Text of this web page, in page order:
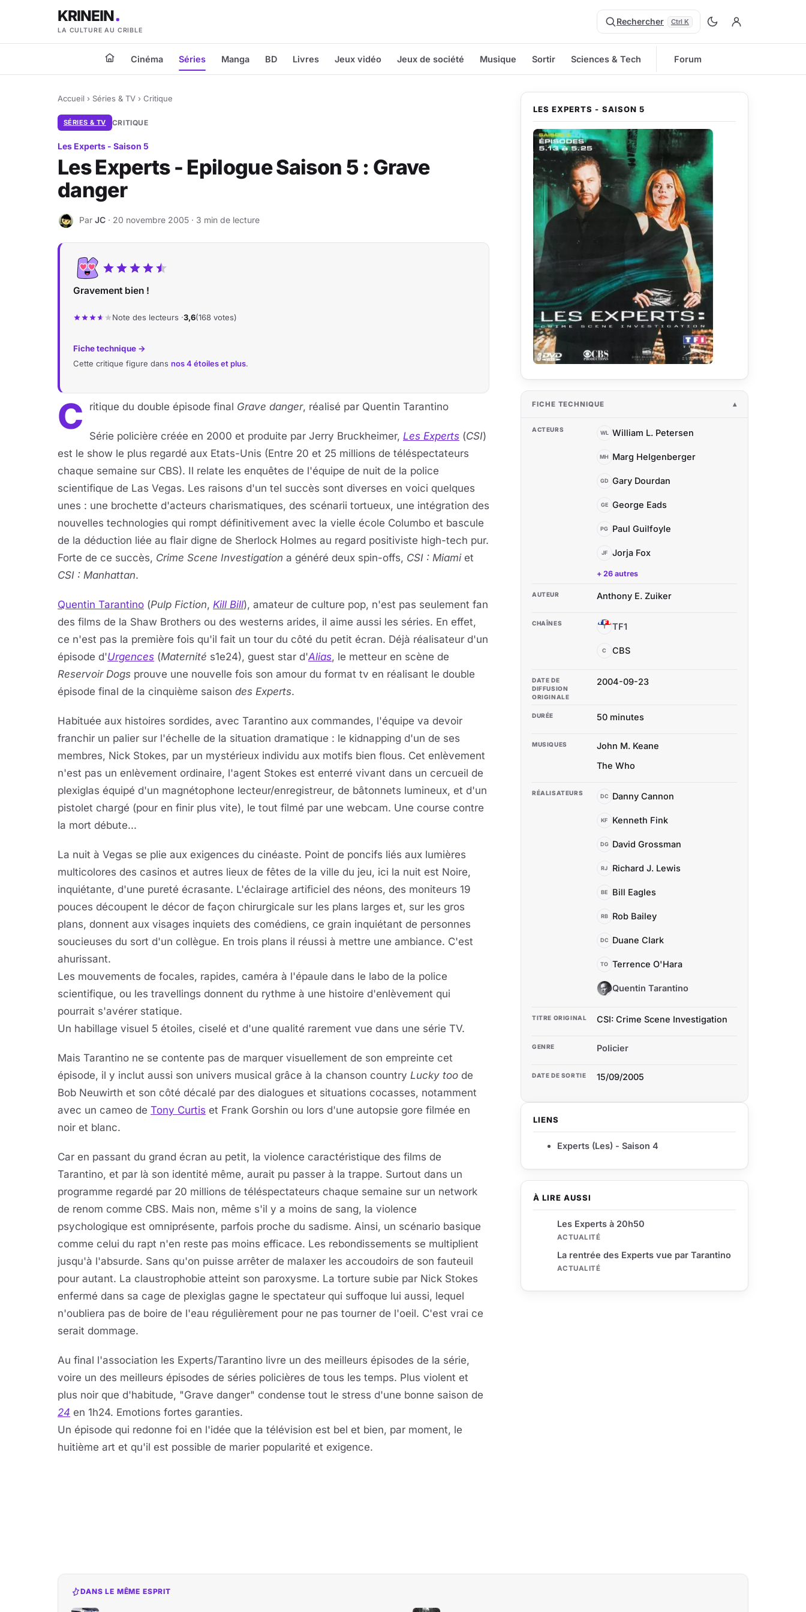
KRINEIN
LA CULTURE AU CRIBLE
Rechercher Ctrl K
Cinéma Séries Manga BD Livres Jeux vidéo Jeux de société Musique Sortir Sciences & Tech Forum
Accueil › Séries & TV › Critique
SÉRIES & TV CRITIQUE
Les Experts - Saison 5
Les Experts - Epilogue Saison 5 : Grave
danger
J Par JC · 20 novembre 2005 · 3 min de lecture
Gravement bien !
Note des lecteurs ·3,6(168 votes)
Fiche technique →
Cette critique figure dans nos 4 étoiles et plus.
C ritique du double épisode final Grave danger, réalisé par Quentin Tarantino
Série policière créée en 2000 et produite par Jerry Bruckheimer, Les Experts (CSI)
est le show le plus regardé aux Etats-Unis (Entre 20 et 25 millions de téléspectateurs
chaque semaine sur CBS). Il relate les enquêtes de l'équipe de nuit de la police
scientifique de Las Vegas. Les raisons d'un tel succès sont diverses en voici quelques
unes : une brochette d'acteurs charismatiques, des scénarii tortueux, une intégration des
nouvelles technologies qui rompt définitivement avec la vielle école Columbo et bascule
de la déduction liée au flair digne de Sherlock Holmes au regard positiviste high-tech pur.
Forte de ce succès, Crime Scene Investigation a généré deux spin-offs, CSI : Miamiet
CSI : Manhattan.
Quentin Tarantino (Pulp Fiction, Kill Bill), amateur de culture pop, n'est pas seulement fan
des films de la Shaw Brothers ou des westerns arides, il aime aussi les séries. En effet,
ce n'est pas la première fois qu'il fait un tour du côté du petit écran. Déjà réalisateur d'un
épisode d'Urgences (Maternité s1e24), guest star d'Alias, le metteur en scène de
Reservoir Dogs prouve une nouvelle fois son amour du format tv en réalisant le double
épisode final de la cinquième saison des Experts.
Habituée aux histoires sordides, avec Tarantino aux commandes, l'équipe va devoir
franchir un palier sur l'échelle de la situation dramatique : le kidnapping d'un de ses
membres, Nick Stokes, par un mystérieux individu aux motifs bien flous. Cet enlèvement
n'est pas un enlèvement ordinaire, l'agent Stokes est enterré vivant dans un cercueil de
plexiglas équipé d'un magnétophone lecteur/enregistreur, de bâtonnets lumineux, et d'un
pistolet chargé (pour en finir plus vite), le tout filmé par une webcam. Une course contre
la mort débute...
La nuit à Vegas se plie aux exigences du cinéaste. Point de poncifs liés aux lumières
multicolores des casinos et autres lieux de fêtes de la ville du jeu, ici la nuit est Noire,
inquiétante, d'une pureté écrasante. L'éclairage artificiel des néons, des moniteurs 19
pouces découpent le décor de façon chirurgicale sur les plans larges et, sur les gros
plans, donnent aux visages inquiets des comédiens, ce grain inquiétant de personnes
soucieuses du sort d'un collègue. En trois plans il réussi à mettre une ambiance. C'est
ahurissant.
Les mouvements de focales, rapides, caméra à l'épaule dans le labo de la police
scientifique, ou les travellings donnent du rythme à une histoire d'enlèvement qui
pourrait s'avérer statique.
Un habillage visuel 5 étoiles, ciselé et d'une qualité rarement vue dans une série TV.
Mais Tarantino ne se contente pas de marquer visuellement de son empreinte cet
épisode, il y inclut aussi son univers musical grâce à la chanson country Lucky too de
Bob Neuwirth et son côté décalé par des dialogues et situations cocasses, notamment
avec un cameo de Tony Curtis et Frank Gorshin ou lors d'une autopsie gore filmée en
noir et blanc.
Car en passant du grand écran au petit, la violence caractéristique des films de
Tarantino, et par là son identité même, aurait pu passer à la trappe. Surtout dans un
programme regardé par 20 millions de téléspectateurs chaque semaine sur un network
de renom comme CBS. Mais non, même s'il y a moins de sang, la violence
psychologique est omniprésente, parfois proche du sadisme. Ainsi, un scénario basique
comme celui du rapt n'en reste pas moins efficace. Les rebondissements se multiplient
jusqu'à l'absurde. Sans qu'on puisse arrêter de malaxer les accoudoirs de son fauteuil
pour autant. La claustrophobie atteint son paroxysme. La torture subie par Nick Stokes
enfermé dans sa cage de plexiglas gagne le spectateur qui suffoque lui aussi, lequel
n'oubliera pas de boire de l'eau régulièrement pour ne pas tourner de l'oeil. C'est vrai ce
serait dommage.
Au final l'association les Experts/Tarantino livre un des meilleurs épisodes de la série,
voire un des meilleurs épisodes de séries policières de tous les temps. Plus violent et
plus noir que d'habitude, "Grave danger" condense tout le stress d'une bonne saison de
24 en 1h24. Emotions fortes garanties.
Un épisode qui redonne foi en l'idée que la télévision est bel et bien, par moment, le
huitième art et qu'il est possible de marier popularité et exigence.
À LIRE AUSSI
Les Experts à 20h50
ACTUALITÉ
La rentrée des Experts vue par Tarantino
ACTUALITÉ
LES EXPERTS - SAISON 5
FICHE TECHNIQUE
ACTEURS WL William L. Petersen
MH Marg Helgenberger
GD Gary Dourdan
GE George Eads
PG Paul Guilfoyle
JF Jorja Fox
+ 26 autres
AUTEUR Anthony E. Zuiker
CHAÎNES T TF1
C CBS
DATE DE
DIFFUSION
ORIGINALE
2004-09-23
DURÉE 50 minutes
MUSIQUES
John M. Keane
The Who
RÉALISATEURS DC Danny Cannon
KF Kenneth Fink
DG David Grossman
RJ Richard J. Lewis
BE Bill Eagles
RB Rob Bailey
DC Duane Clark
TO Terrence O'Hara
QT Quentin Tarantino
TITRE ORIGINAL CSI: Crime Scene Investigation
GENRE Policier
DATE DE SORTIE 15/09/2005
LIENS
Experts (Les) - Saison 4
DANS LE MÊME ESPRIT